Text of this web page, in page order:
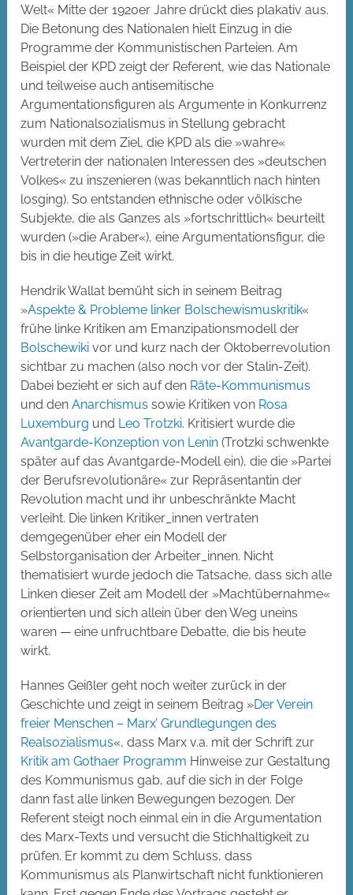
Welt« Mitte der 1920er Jahre drückt dies plakativ aus.
Die Betonung des Nationalen hielt Einzug in die
Programme der Kommunistischen Parteien. Am
Beispiel der KPD zeigt der Referent, wie das Nationale
und teilweise auch antisemitische
Argumentationsfiguren als Argumente in Konkurrenz
zum Nationalsozialismus in Stellung gebracht
wurden mit dem Ziel, die KPD als die »wahre«
Vertreterin der nationalen Interessen des »deutschen
Volkes« zu inszenieren (was bekanntlich nach hinten
losging). So entstanden ethnische oder völkische
Subjekte, die als Ganzes als »fortschrittlich« beurteilt
wurden (»die Araber«), eine Argumentationsfigur, die
bis in die heutige Zeit wirkt.
Hendrik Wallat bemüht sich in seinem Beitrag
»Aspekte & Probleme linker Bolschewismuskritik«
frühe linke Kritiken am Emanzipationsmodell der
Bolschewiki vor und kurz nach der Oktoberrevolution
sichtbar zu machen (also noch vor der Stalin-Zeit).
Dabei bezieht er sich auf den Räte-Kommunismus
und denAnarchismus sowie Kritiken von Rosa
Luxemburg und Leo Trotzki. Kritisiert wurde die
Avantgarde-Konzeption von Lenin (Trotzki schwenkte
später auf das Avantgarde-Modell ein), die die »Partei
der Berufsrevolutionäre« zur Repräsentantin der
Revolution macht und ihr unbeschränkte Macht
verleiht. Die linken Kritiker_innen vertraten
demgegenüber eher ein Modell der
Selbstorganisation der Arbeiter_innen. Nicht
thematisiert wurde jedoch die Tatsache, dass sich alle
Linken dieser Zeit am Modell der »Machtübernahme«
orientierten und sich allein über den Weg uneins
waren — eine unfruchtbare Debatte, die bis heute
wirkt.
Hannes Geißler geht noch weiter zurück in der
Geschichte und zeigt in seinem Beitrag »Der Verein
freier Menschen – Marx’ Grundlegungen des
Realsozialismus«, dass Marx v.a. mit der Schrift zur
Kritik am Gothaer Programm Hinweise zur Gestaltung
des Kommunismus gab, auf die sich in der Folge
dann fast alle linken Bewegungen bezogen. Der
Referent steigt noch einmal ein in die Argumentation
des Marx-Texts und versucht die Stichhaltigkeit zu
prüfen. Er kommt zu dem Schluss, dass
Kommunismus als Planwirtschaft nicht funktionieren